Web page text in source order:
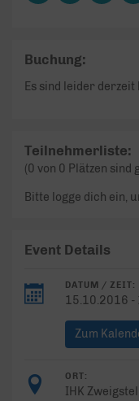
Buchung:
Es sind leider
Teilnehmerliste:
(0 von 0 Plätzen sind
Bitte logge dich ein,
Event Details
DATUM / ZEIT:
15.10.2016 -
Zum
ORT:
IHK